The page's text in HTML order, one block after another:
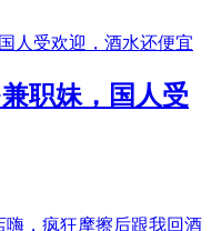
职妹，国人受